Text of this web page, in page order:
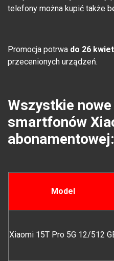
telefony można kupić także
Promocja potrwa do 26
przecenionych urządzeń.
Wszystkie
smartfonów
abonamentowej:
Model
Xiaomi 15T Pro 5G 12/512